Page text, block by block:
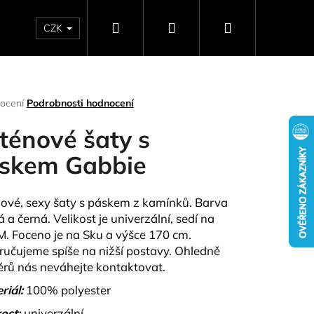
NAPIŠTE NÁM DÁRKOVÉ POUKAZY
CZK Hledat PřihlášeníNákupní
Podrobnosti hodnocení
šaty s
Gabbie
sexy šaty s páskem z kamínků. Barva
a černá. Velikost je univerzální, sedí na
Foceno je na Sku a výšce 170 cm.
spíše na nižší postavy. Ohledně
nás neváhejte kontaktovat.
100% polyester